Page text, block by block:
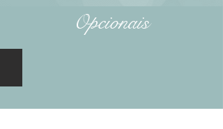
Opcionais